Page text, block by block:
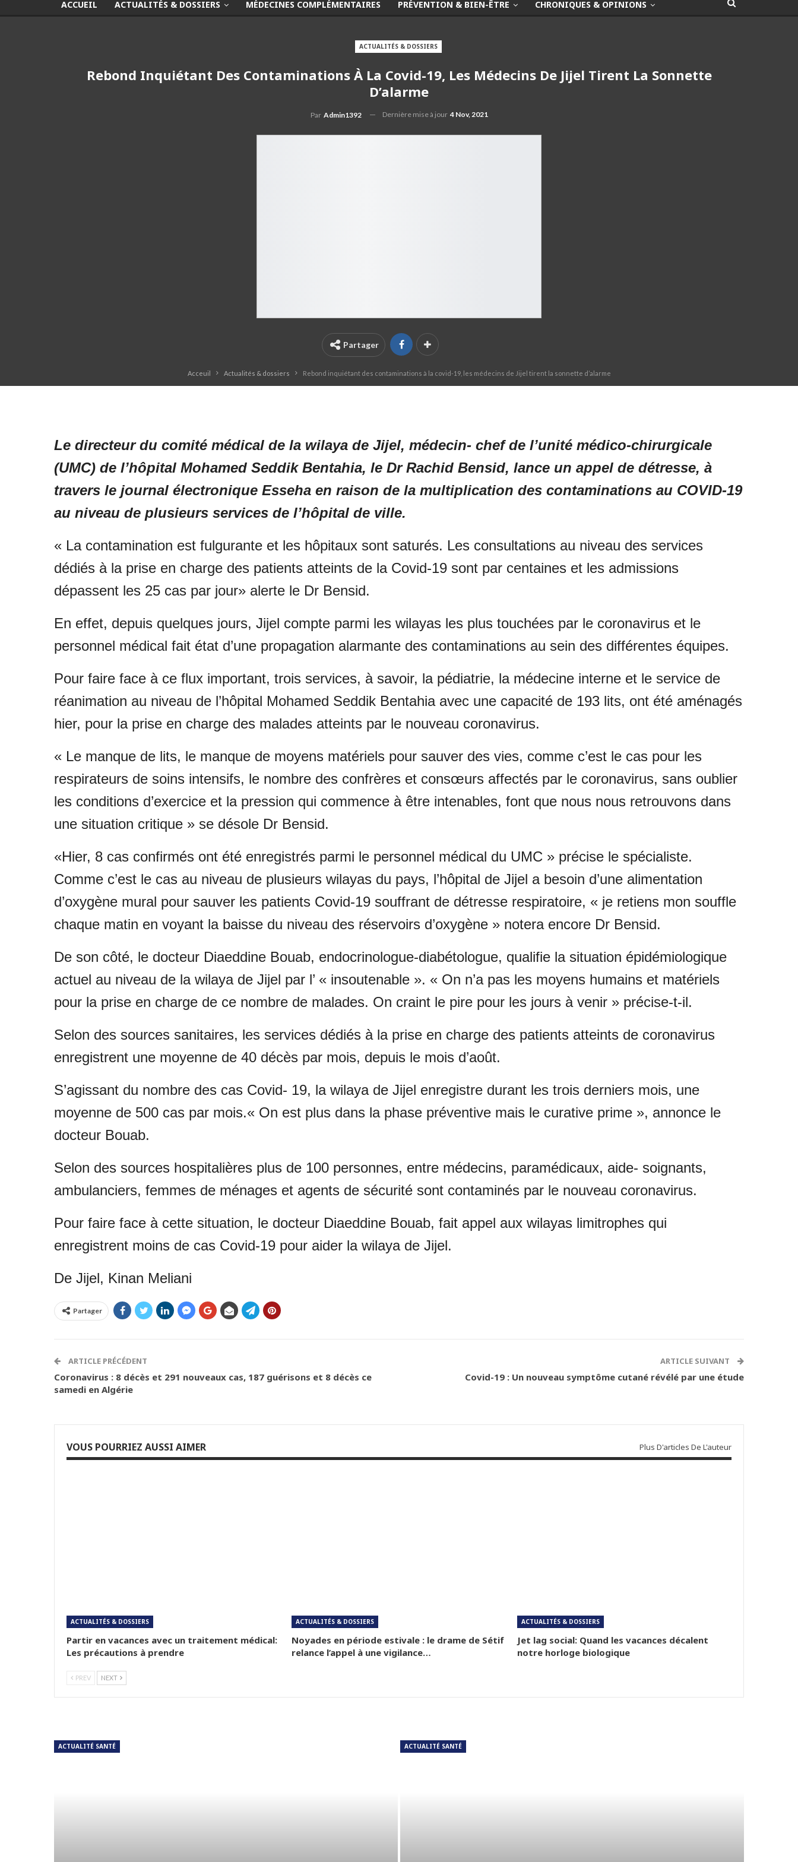
ACCUEIL ACTUALITÉS & DOSSIERS MÉDECINES COMPLÉMENTAIRES PRÉVENTION & BIEN-ÊTRE CHRONIQUES & OPINIONS
ACTUALITÉS & DOSSIERS
Rebond Inquiétant Des Contaminations À La Covid-19, Les Médecins De Jijel Tirent La Sonnette
D’alarme
Par Admin1392 Dernière mise à jour 4 Nov, 2021
Partager
Acceuil Actualités & dossiers Rebond inquiétant des contaminations à la covid-19, les médecins de Jijel tirent la sonnette d’alarme
Le directeur du comité médical de la wilaya de Jijel, médecin- chef de l’unité médico-chirurgicale
(UMC) de l’hôpital Mohamed Seddik Bentahia, le Dr Rachid Bensid, lance un appel de détresse, à
travers le journal électronique Esseha en raison de la multiplication des contaminations au COVID-19
au niveau de plusieurs services de l’hôpital de ville.
« La contamination est fulgurante et les hôpitaux sont saturés. Les consultations au niveau des services
dédiés à la prise en charge des patients atteints de la Covid-19 sont par centaines et les admissions
dépassent les 25 cas par jour» alerte le Dr Bensid.
En effet, depuis quelques jours, Jijel compte parmi les wilayas les plus touchées par le coronavirus et le
personnel médical fait état d’une propagation alarmante des contaminations au sein des différentes équipes.
Pour faire face à ce flux important, trois services, à savoir, la pédiatrie, la médecine interne et le service de
réanimation au niveau de l’hôpital Mohamed Seddik Bentahia avec une capacité de 193 lits, ont été aménagés
hier, pour la prise en charge des malades atteints par le nouveau coronavirus.
« Le manque de lits, le manque de moyens matériels pour sauver des vies, comme c’est le cas pour les
respirateurs de soins intensifs, le nombre des confrères et consœurs affectés par le coronavirus, sans oublier
les conditions d’exercice et la pression qui commence à être intenables, font que nous nous retrouvons dans
une situation critique » se désole Dr Bensid.
«Hier, 8 cas confirmés ont été enregistrés parmi le personnel médical du UMC » précise le spécialiste.
Comme c’est le cas au niveau de plusieurs wilayas du pays, l’hôpital de Jijel a besoin d’une alimentation
d’oxygène mural pour sauver les patients Covid-19 souffrant de détresse respiratoire, « je retiens mon souffle
chaque matin en voyant la baisse du niveau des réservoirs d’oxygène » notera encore Dr Bensid.
De son côté, le docteur Diaeddine Bouab, endocrinologue-diabétologue, qualifie la situation épidémiologique
actuel au niveau de la wilaya de Jijel par l’ « insoutenable ». « On n’a pas les moyens humains et matériels
pour la prise en charge de ce nombre de malades. On craint le pire pour les jours à venir » précise-t-il.
Selon des sources sanitaires, les services dédiés à la prise en charge des patients atteints de coronavirus
enregistrent une moyenne de 40 décès par mois, depuis le mois d’août.
S’agissant du nombre des cas Covid- 19, la wilaya de Jijel enregistre durant les trois derniers mois, une
moyenne de 500 cas par mois.« On est plus dans la phase préventive mais le curative prime », annonce le
docteur Bouab.
Selon des sources hospitalières plus de 100 personnes, entre médecins, paramédicaux, aide- soignants,
ambulanciers, femmes de ménages et agents de sécurité sont contaminés par le nouveau coronavirus.
Pour faire face à cette situation, le docteur Diaeddine Bouab, fait appel aux wilayas limitrophes qui
enregistrent moins de cas Covid-19 pour aider la wilaya de Jijel.
De Jijel, Kinan Meliani
Partager
ARTICLE PRÉCÉDENT
Coronavirus : 8 décès et 291 nouveaux cas, 187 guérisons et 8 décès ce
samedi en Algérie
ARTICLE SUIVANT
Covid-19 : Un nouveau symptôme cutané révélé par une étude
VOUS POURRIEZ AUSSI AIMER Plus D'articles De L'auteur
ACTUALITÉS & DOSSIERS
Partir en vacances avec un traitement médical:
Les précautions à prendre
ACTUALITÉS & DOSSIERS
Noyades en période estivale : le drame de Sétif
relance l’appel à une vigilance…
ACTUALITÉS & DOSSIERS
Jet lag social: Quand les vacances décalent
notre horloge biologique
PREV NEXT
ACTUALITÉ SANTÉ ACTUALITÉ SANTÉ